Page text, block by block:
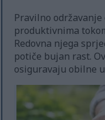
Pravilno
produktivnima
Redovna njega
potiče bujan rast.
osiguravaju obilne